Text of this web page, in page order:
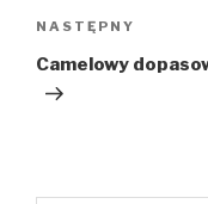
Następny
wpis
NASTĘPNY
Camelowy